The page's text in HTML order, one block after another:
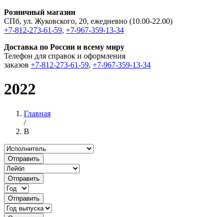
Розничный магазин
СПб, ул. Жуковского, 20, ежедневно (10.00-22.00)
+7-812-273-61-59, +7-967-359-13-34
Доставка по России и всему миру
Телефон для справок и оформления
заказов +7-812-273-61-59, +7-967-359-13-34
2022
Главная
/
B
Отправить
Отправить
Отправить